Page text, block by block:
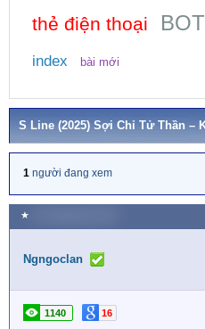
thẻ điện thoại
index bài mới
1 người đang xem
★
Ngngoclan
1140 16